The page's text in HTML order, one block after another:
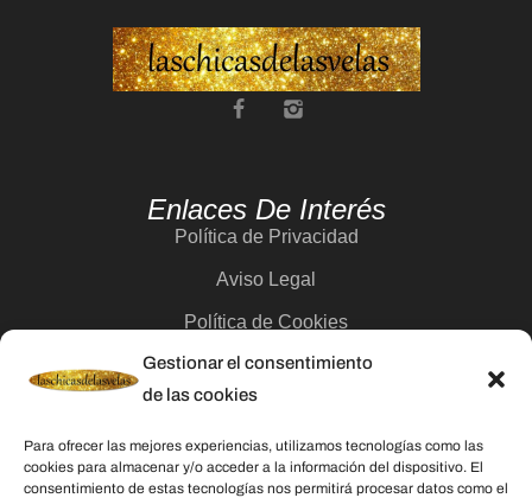
Gestionar el consentimiento
de las cookies
Para ofrecer las mejores experiencias, utilizamos tecnologías como las
cookies para almacenar y/o acceder a la información del dispositivo. El
consentimiento de estas tecnologías nos permitirá procesar datos como el
Enlaces De Interés
Política de Privacidad
Aviso Legal
Política de Cookies
Contacto
Categorías
Velas